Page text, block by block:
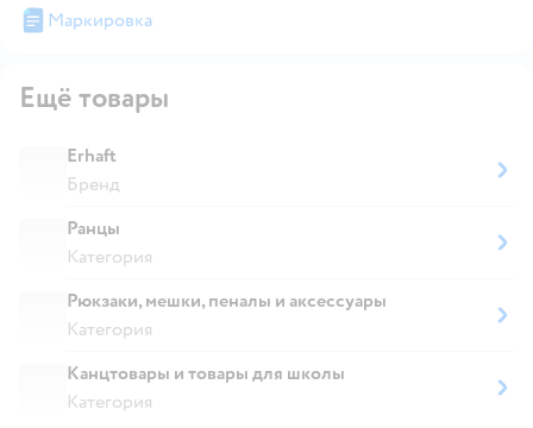
Маркировка
Ещё товары
Erhaft
Бренд
Ранцы
Категория
Рюкзаки, мешки, пеналы и аксессуары
Категория
Канцтовары и товары для школы
Категория